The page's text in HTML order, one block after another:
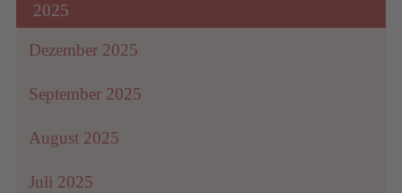
2025
Dezember 2025
September 2025
August 2025
Juli 2025